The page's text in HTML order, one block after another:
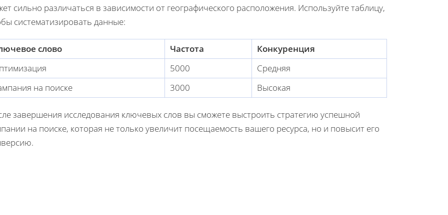
сильно различаться в зависимости от географического расположения. Используйте таблицу,
систематизировать данные:
слово Частота
Конкуренция
5000
Средняя
на поиске
3000 Высокая
завершения исследования ключевых слов вы сможете выстроить стратегию успешной
на поиске, которая не только увеличит посещаемость вашего ресурса, но и повысит его